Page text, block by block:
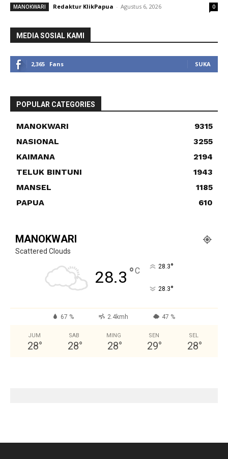
MANOKWARI Redaktur KlikPapua - Agustus 6, 2026 0
MEDIA SOSIAL KAMI
2,365 Fans SUKA
POPULAR CATEGORIES
MANOKWARI
9315
NASIONAL
3255
KAIMANA
2194
TELUK BINTUNI
1943
MANSEL
1185
PAPUA
610
MANOKWARI
Scattered Clouds
28.3 °C 28.3°
28.3°
67 % 2.4kmh 47 %
JUM
28°
SAB
28°
MING
28°
SEN
29°
SEL
28°